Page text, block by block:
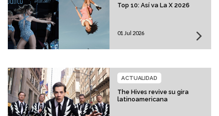
Top 10: Así va La X 2026
01 Jul 2026
The Hives revive su gira
latinoamericana
ACTUALIDAD